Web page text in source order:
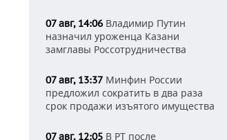
07 авг, 14:06 Владимир Путин
назначил уроженца Казани
замглавы Россотрудничества
07 авг, 13:37 Минфин России
предложил сократить в два раза
срок продажи изъятого имущества
07 авг, 12:05 В РТ после